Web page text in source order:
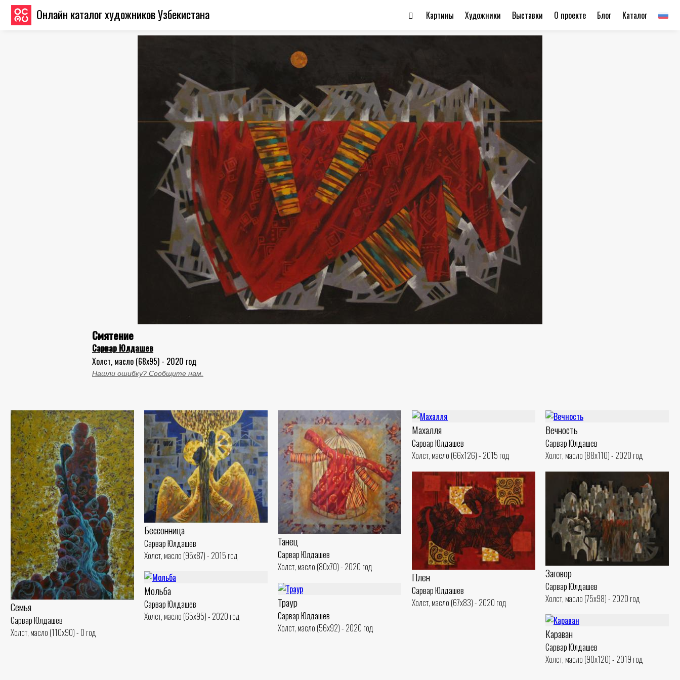
Онлайн каталог художников Узбекистана Каталог
Блог
О проекте
Выставки
Художники
Картины
Смятение
Сарвар Юлдашев
Холст, масло (68x95) - 2020 год
Нашли ошибку? Сообщите нам.
Семья
Сарвар Юлдашев
Холст, масло (110x90) - 0 год
Бессонница
Сарвар Юлдашев
Холст, масло (95x87) - 2015 год
Танец
Сарвар Юлдашев
Холст, масло (80x70) - 2020 год
Махалля
Сарвар Юлдашев
Холст, масло (66x126) - 2015 год
Вечность
Сарвар Юлдашев
Холст, масло (88x110) - 2020 год
Плен
Сарвар Юлдашев
Холст, масло (67x83) - 2020 год
Заговор
Сарвар Юлдашев
Холст, масло (75x98) - 2020 год
Мольба
Сарвар Юлдашев
Холст, масло (65x95) - 2020 год
Траур
Сарвар Юлдашев
Холст, масло (56x92) - 2020 год
Караван
Сарвар Юлдашев
Холст, масло (90x120) - 2019 год